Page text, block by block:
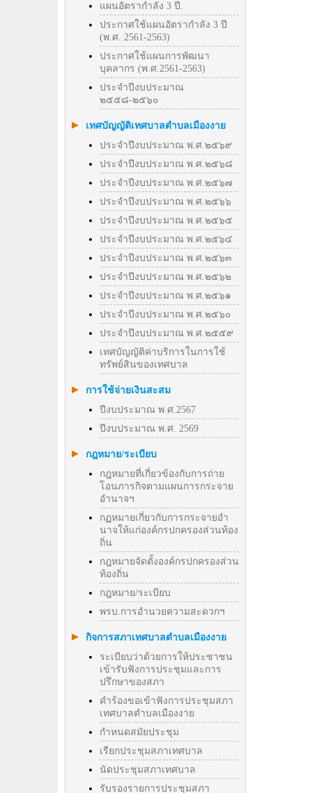
แผนอัตรากำลัง 3 ปี.
ประกาศใช้แผนอัตรากำลัง 3 ปี
(พ.ศ. 2561-2563)
ประกาศใช้แผนการพัฒนา
บุคลากร (พ.ศ.2561-2563)
ประจำปีงบประมาณ
๒๕๕๘-๒๕๖๐
เทศบัญญัติเทศบาลตำบลเมืองงาย
ประจำปีงบประมาณ พ.ศ.๒๕๖๙
ประจำปีงบประมาณ พ.ศ.๒๕๖๘
ประจำปีงบประมาณ พ.ศ.๒๕๖๗
ประจำปีงบประมาณ พ.ศ.๒๕๖๖
ประจำปีงบประมาณ พ.ศ.๒๕๖๕
ประจำปีงบประมาณ พ.ศ.๒๕๖๔
ประจำปีงบประมาณ พ.ศ.๒๕๖๓
ประจำปีงบประมาณ พ.ศ.๒๕๖๒
ประจำปีงบประมาณ พ.ศ.๒๕๖๑
ประจำปีงบประมาณ พ.ศ.๒๕๖๐
ประจำปีงบประมาณ พ.ศ.๒๕๕๙
เทศบัญญัติค่าบริการในการใช้
ทรัพย์สินของเทศบาล
การใช้จ่ายเงินสะสม
ปีงบประมาณ พ.ศ.2567
ปีงบประมาณ พ.ศ. 2569
กฎหมาย/ระเบียบ
กฎหมายที่เกี่ยวข้องกับการถ่าย
โอนภารกิจตามแผนการกระจาย
อำนาจฯ
กฏหมายเกี่ยวกับการกระจายอำ
นาจให้แก่องค์กรปกครองส่วนท้อง
ถิ่น
กฎหมายจัดตั้งองค์กรปกครองส่วน
ท้องถิ่น
กฎหมาย/ระเบียบ
พรบ.การอำนวยความสะดวกฯ
กิจการสภาเทศบาลตำบลเมืองงาย
ระเบียบว่าด้วยการให้ประชาชน
เข้ารับฟังการประชุมและการ
ปรึกษาของสภา
คำร้องขอเข้าฟังการประชุมสภา
เทศบาลตำบลเมืองงาย
กำหนดสมัยประชุม
เรียกประชุมสภาเทศบาล
นัดประชุมสภาเทศบาล
รับรองรายการประชุมสภา